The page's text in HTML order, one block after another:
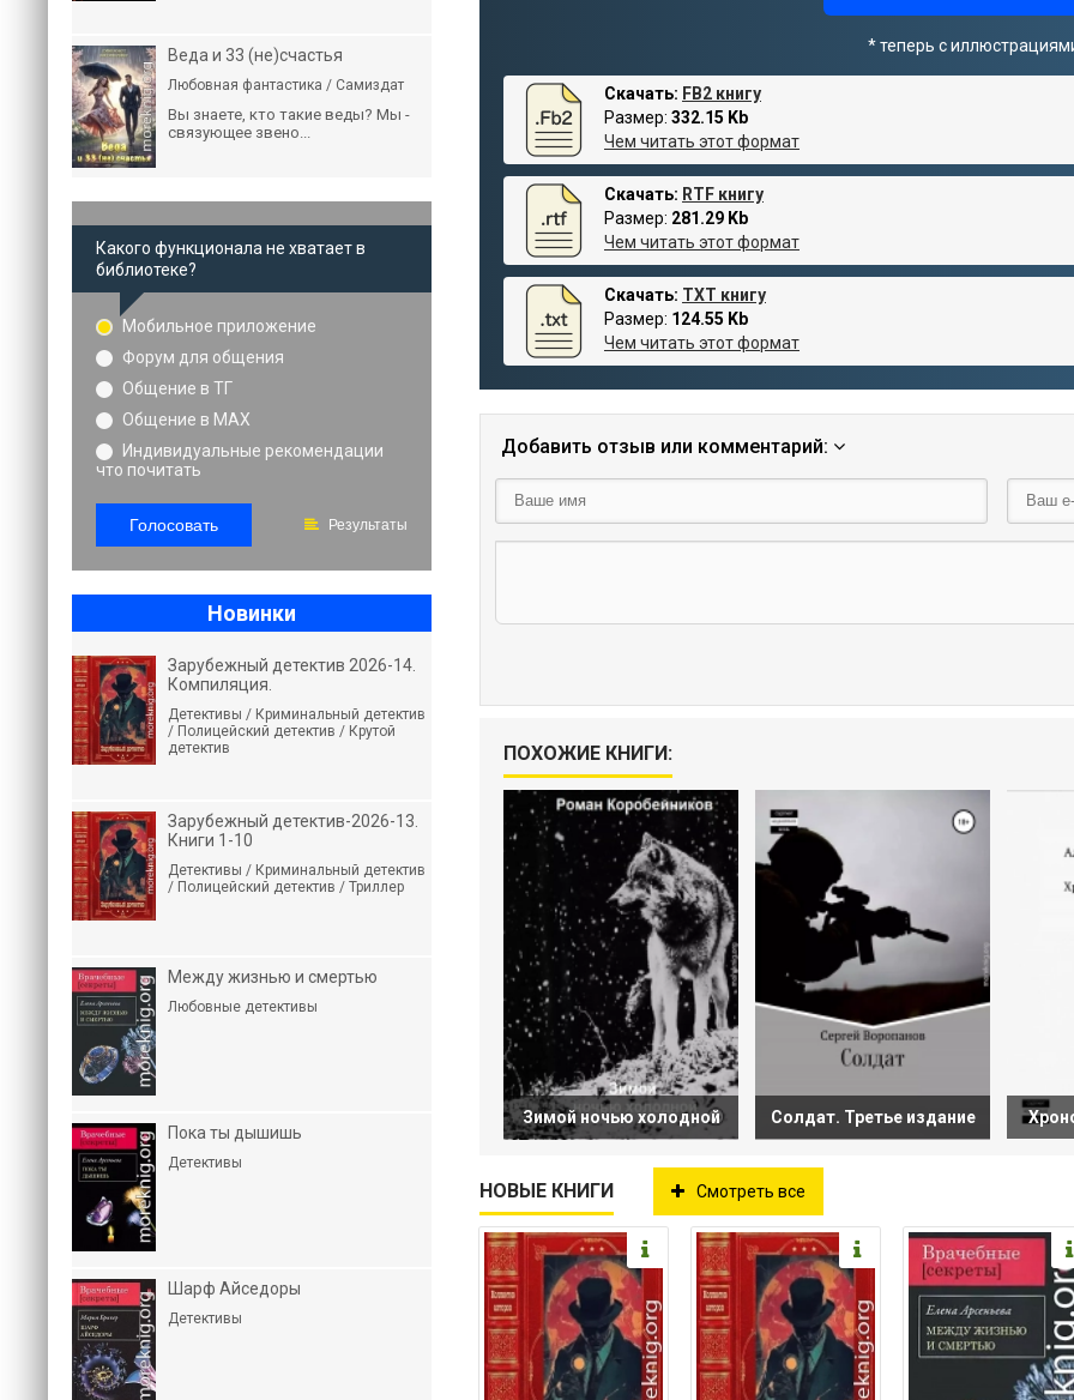
* теперь с
Скачать: FB2 книгу
Размер: 332.15 Kb
Чем читать этот формат
Скачать: RTF книгу
Размер: 281.29 Kb
Чем читать этот формат
Скачать: TXT книгу
Размер: 124.55 Kb
Чем читать этот формат
Добавить отзыв или комментарий:
ПОХОЖИЕ КНИГИ:
Зимой ночью холодной Солдат. Третье издание
НОВЫЕ КНИГИ Смотреть все
Веда и 33 (не)счастья
Любовная фантастика / Самиздат
Вы знаете, кто такие веды? Мы -
связующее звено...
Какого функционала не хватает в
библиотеке?
Мобильное приложение
Форум для общения
Общение в ТГ
Общение в MAX
Индивидуальные рекомендации
что почитать
Голосовать Результаты
Новинки
Зарубежный детектив 2026-14.
Компиляция.
Детективы / Криминальный детектив
/ Полицейский детектив / Крутой
детектив
Зарубежный детектив-2026-13.
Книги 1-10
Детективы / Криминальный детектив
/ Полицейский детектив / Триллер
Между жизнью и смертью
Любовные детективы
Пока ты дышишь
Детективы
Шарф Айседоры
Детективы